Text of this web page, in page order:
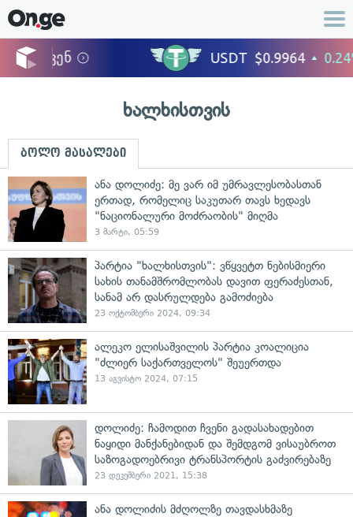
ხალხისთვის
ბოლო მასალები
ანა დოლიძე: მე ვარ იმ უმრავლესობასთან
ერთად, რომელიც საკუთარ თავს ხედავს
"ნაციონალური მოძრაობის" მიღმა
3 მარტი, 05:59
პარტია "ხალხისთვის": ვწყვეტთ ნებისმიერი
სახის თანამშრომლობას დავით ფერაძესთან,
სანამ არ დასრულდება გამოძიება
23 ოქტომბერი 2024, 09:34
ალეკო ელისაშვილის პარტია კოალიცია
"ძლიერ საქართველოს" შეუერთდა
13 აგვისტო 2024, 07:15
დოლიძე: ჩამოდით ჩვენი გადასახადებით
ნაყიდი მანქანებიდან და შემდგომ ვისაუბროთ
საზოგადოებრივი ტრანსპორტის გაძვირებაზე
23 დეკემბერი 2021, 15:38
ანა დოლიძის მძღოლზე თავდასხმაზე